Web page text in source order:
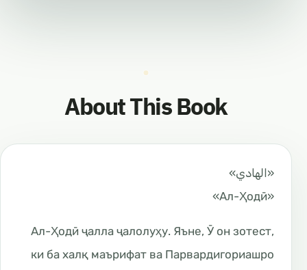
About This Book
«الهادي»
«Ал-Ҳодӣ»
Ал-Ҳодӣ ҷалла ҷалолуҳу. Яъне, Ӯ он зотест,
ки ба халқ маърифат ва Парвардигориашро